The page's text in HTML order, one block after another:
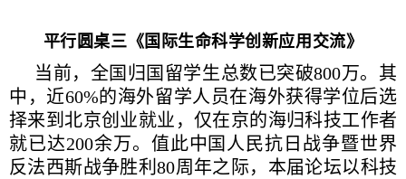
平行圆桌三《国际生命科学创新应用交流》
当前，全国归国留学生总数已突破800万。其
中，近60%的海外留学人员在海外获得学位后选
择来到北京创业就业，仅在京的海归科技工作者
就已达200余万。值此中国人民抗日战争暨世界
反法西斯战争胜利80周年之际，本届论坛以科技